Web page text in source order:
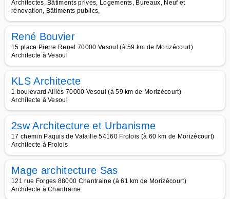
Architectes, Bâtiments privés, Logements, Bureaux, Neuf et
rénovation, Bâtiments publics,
René Bouvier
15 place Pierre Renet 70000 Vesoul (à 59 km de Morizécourt)
Architecte à Vesoul
KLS Architecte
1 boulevard Alliés 70000 Vesoul (à 59 km de Morizécourt)
Architecte à Vesoul
2sw Architecture et Urbanisme
17 chemin Paquis de Valaille 54160 Frolois (à 60 km de Morizécourt)
Architecte à Frolois
Mage architecture Sas
121 rue Forges 88000 Chantraine (à 61 km de Morizécourt)
Architecte à Chantraine